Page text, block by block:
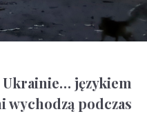
językiem
wychodzą podczas